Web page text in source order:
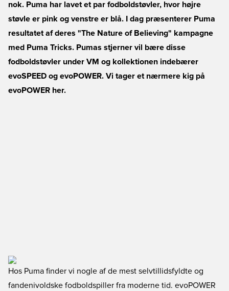
nok. Puma har lavet et par fodboldstøvler, hvor højre
støvle er pink og venstre er blå. I dag præsenterer Puma
resultatet af deres "The Nature of Believing" kampagne
med Puma Tricks. Pumas stjerner vil bære disse
fodboldstøvler under VM og kollektionen indebærer
evoSPEED og evoPOWER. Vi tager et nærmere kig på
evoPOWER her.
Hos Puma finder vi nogle af de mest selvtillidsfyldte og
fandenivoldske fodboldspiller fra moderne tid. evoPOWER